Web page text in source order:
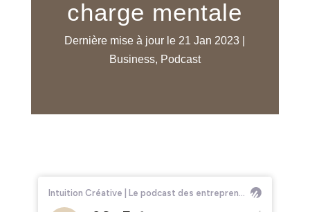
charge mentale
Dernière mise à jour le 21 Jan 2023
Business, Podcast